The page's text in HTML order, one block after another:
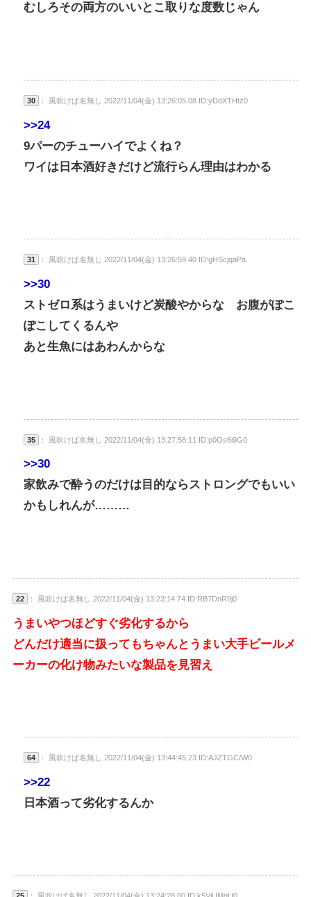
むしろその両方のいいとこ取りな度数じゃん
30 ： 風吹けば名無し 2022/11/04(金) 13:26:05.08 ID:yDdXTHtz0
>>24
9パーのチューハイでよくね？
ワイは日本酒好きだけど流行らん理由はわかる
31 ： 風吹けば名無し 2022/11/04(金) 13:26:59.40 ID:gHScjqaPa
>>30
ストゼロ系はうまいけど炭酸やからな お腹がぽこ
ぽこしてくるんや
あと生魚にはあわんからな
35 ： 風吹けば名無し 2022/11/04(金) 13:27:58.11 ID:p0Os6i9G0
>>30
家飲みで酔うのだけは目的ならストロングでもいい
かもしれんが………
22 ： 風吹けば名無し 2022/11/04(金) 13:23:14.74 ID:RB7DnR9j0
うまいやつほどすぐ劣化するから
どんだけ適当に扱ってもちゃんとうまい大手ビールメ
ーカーの化け物みたいな製品を見習え
64 ： 風吹けば名無し 2022/11/04(金) 13:44:45.23 ID:AJZTGC/W0
>>22
日本酒って劣化するんか